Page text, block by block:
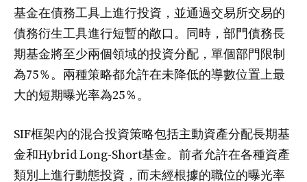
基金在債務工具上進行投資，並通過交易所交易的
債務衍生工具進行短暫的敞口。同時，部門債務長
期基金將至少兩個領域的投資分配，單個部門限制
為75％。兩種策略都允許在未降低的導數位置上最
大的短期曝光率為25％。
SIF框架內的混合投資策略包括主動資產分配長期基
金和Hybrid Long-Short基金。前者允許在各種資產
類別上進行動態投資，而未經根據的職位的曝光率